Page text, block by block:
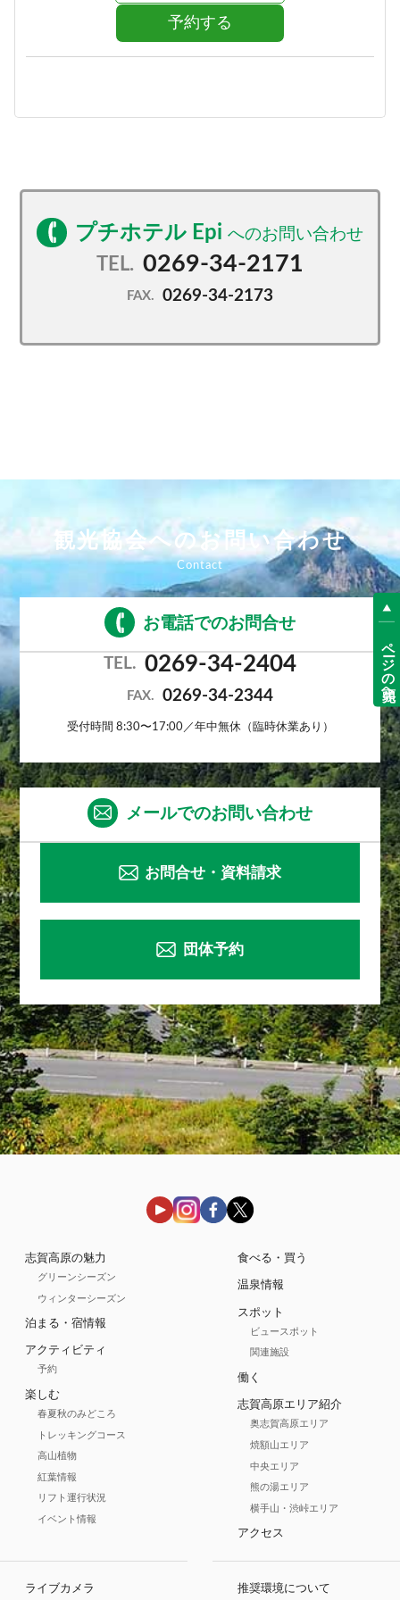
予約する
プチホテル Epi
TEL. 0269-34-2171
FAX. 0269-34-2173
観光協会へのお問い合わせ
お電話でのお問合せ
TEL. 0269-34-2404
FAX. 0269-34-2344
受付時間 8:30〜17:00／年中無休（臨時休業あり）
メールでのお問い合わせ
お問合せ・資料請求
団体予約
志賀高原の魅力
グリーンシーズン
ウィンターシーズン
泊まる・宿情報
アクティビティ
予約
楽しむ
春夏秋のみどころ
トレッキングコース
高山植物
紅葉情報
リフト運行状況
イベント情報
食べる・買う
温泉情報
スポット
ビュースポット
関連施設
働く
志賀高原エリア紹介
奥志賀高原エリア
焼額山エリア
中央エリア
熊の湯エリア
横手山・渋峠エリア
アクセス
ライブカメラ 推奨環境について
ページの先頭へ